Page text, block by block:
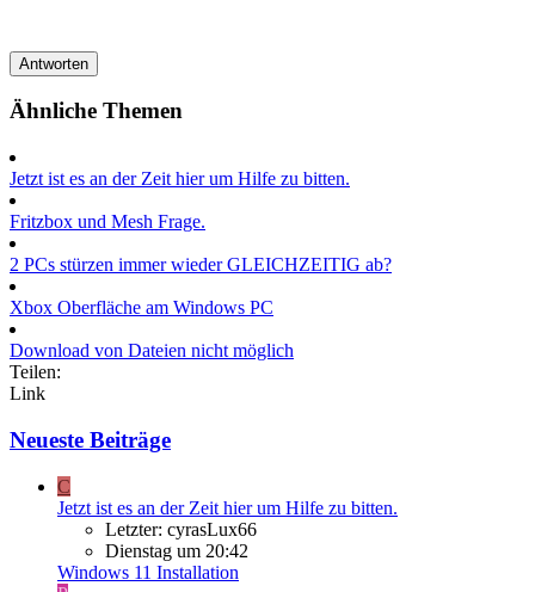
Antworten
Ähnliche Themen
Jetzt ist es an der Zeit hier um Hilfe zu bitten.
Fritzbox und Mesh Frage.
2 PCs stürzen immer wieder GLEICHZEITIG ab?
Xbox Oberfläche am Windows PC
Download von Dateien nicht möglich
Teilen:
Link
Neueste Beiträge
C
Jetzt ist es an der Zeit hier um Hilfe zu bitten.
Letzter: cyrasLux66
Dienstag um 20:42
Windows 11 Installation